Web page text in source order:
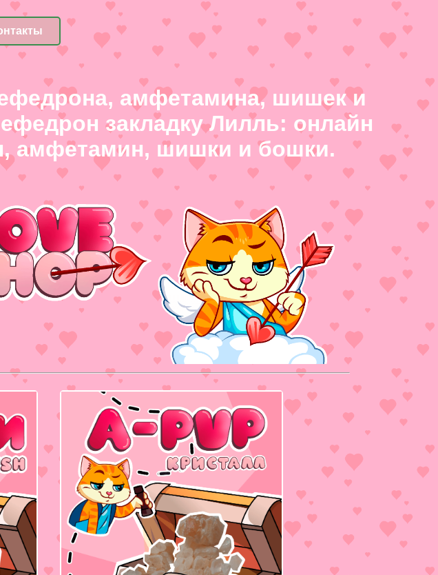
амфетамина, шишек и
закладку Лилль: онлайн
амфетамин, шишки и бошки.